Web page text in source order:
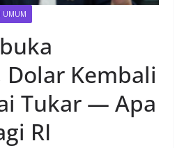
UMUM
Kembali
Tukar — Apa
RI